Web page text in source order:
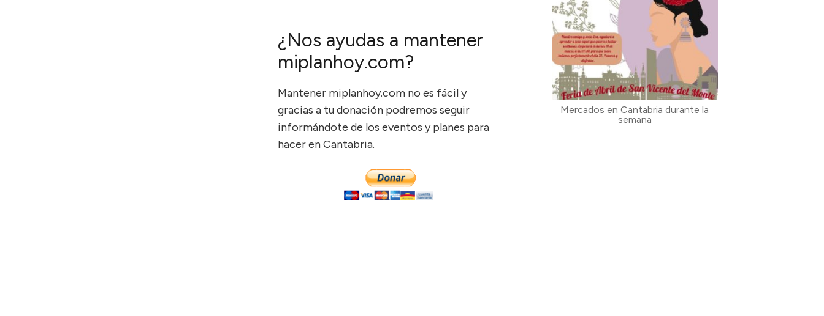
¿Nos ayudas a mantener
miplanhoy.com?
Mantener miplanhoy.com no es fácil y
gracias a tu donación podremos seguir
informándote de los eventos y planes para
hacer en Cantabria.
Mercados en Cantabria durante la
semana